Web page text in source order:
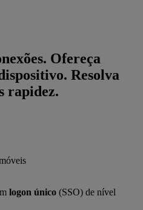
Ofereça
Resolva
rapidez.
logon único (SSO) de nível